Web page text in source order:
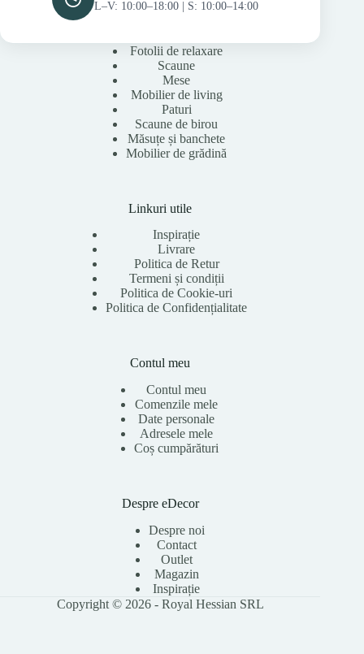
L–V: 10:00–18:00 | S: 10:00–14:00
Fotolii de relaxare
Scaune
Mese
Mobilier de living
Paturi
Scaune de birou
Măsuțe și banchete
Mobilier de grădină
Linkuri utile
Inspirație
Livrare
Politica de Retur
Termeni și condiții
Politica de Cookie-uri
Politica de Confidențialitate
Contul meu
Contul meu
Comenzile mele
Date personale
Adresele mele
Coș cumpărături
Despre eDecor
Despre noi
Contact
Outlet
Magazin
Inspirație
Copyright © 2026 - Royal Hessian SRL